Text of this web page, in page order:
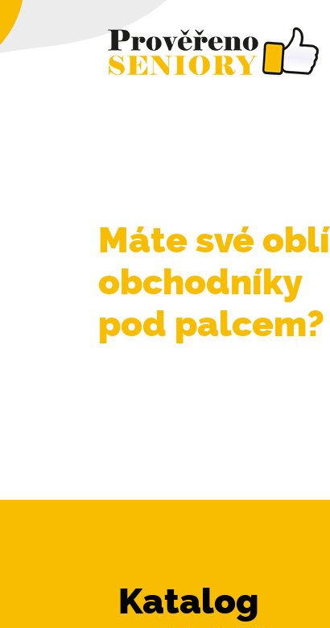
Máte své
obchodníky
pod palcem?
Katalog